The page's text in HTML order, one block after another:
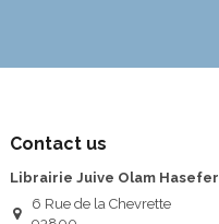
Contact us
Librairie Juive Olam Hasefer
6 Rue de la Chevrette